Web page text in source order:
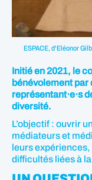
ESPACE, d'Eléonor
Initié en 2021, le
bénévolement par
représentant·e·s
diversité.
L’objectif : ouvrir
médiateurs et
leurs
difficultés liées à